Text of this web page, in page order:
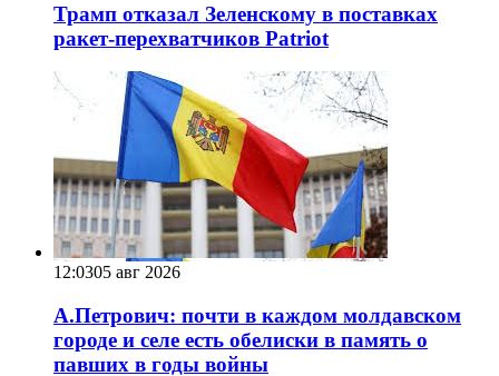
Трамп отказал Зеленскому в поставках
ракет-перехватчиков Patriot
12:0305 авг 2026
А.Петрович: почти в каждом молдавском
городе и селе есть обелиски в память о
павших в годы войны